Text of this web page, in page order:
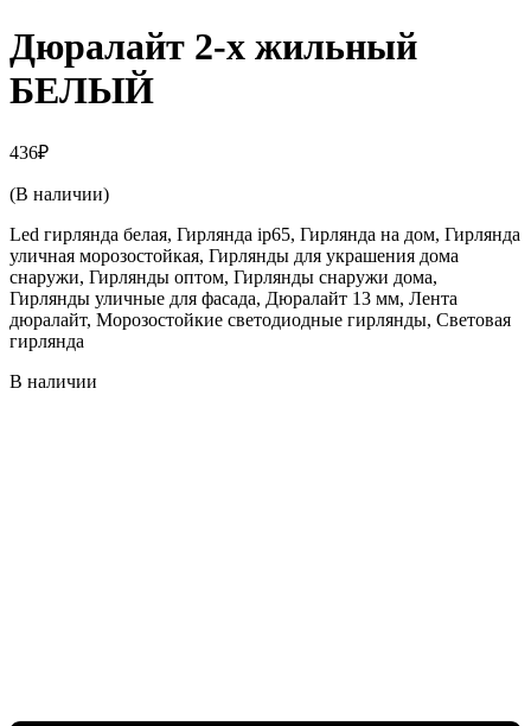
Дюралайт 2-х жильный
БЕЛЫЙ
436₽
(В наличии)
Led гирлянда белая, Гирлянда ip65, Гирлянда на дом, Гирлянда
уличная морозостойкая, Гирлянды для украшения дома
снаружи, Гирлянды оптом, Гирлянды снаружи дома,
Гирлянды уличные для фасада, Дюралайт 13 мм, Лента
дюралайт, Морозостойкие светодиодные гирлянды, Световая
гирлянда
В наличии